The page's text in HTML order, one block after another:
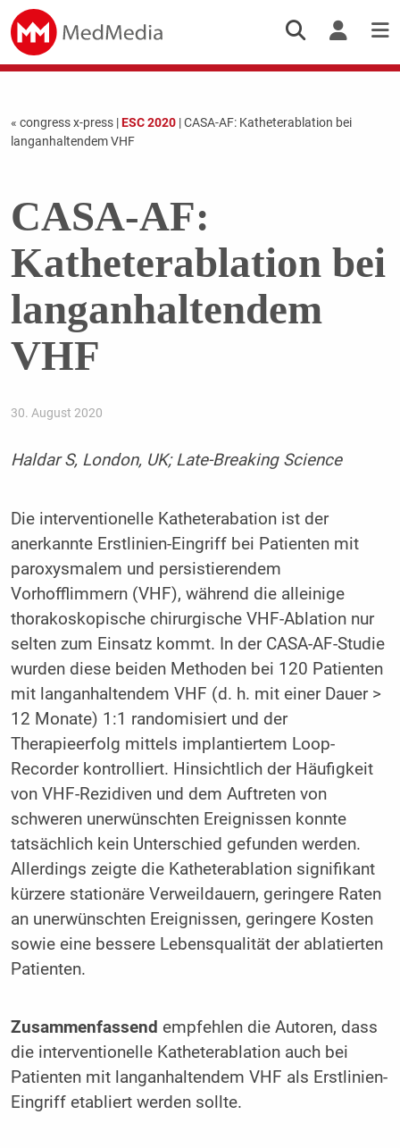
« congress x-press |ESC 2020| CASA-AF: Katheterablation bei
langanhaltendem VHF
CASA-AF:
Katheterablation bei
langanhaltendem
VHF
30. August 2020
Haldar S, London, UK; Late-Breaking Science
Die interventionelle Katheterabation ist der
anerkannte Erstlinien-Eingriff bei Patienten mit
paroxysmalem und persistierendem
Vorhofflimmern (VHF), während die alleinige
thorakoskopische chirurgische VHF-Ablation nur
selten zum Einsatz kommt. In der CASA-AF-Studie
wurden diese beiden Methoden bei 120 Patienten
mit langanhaltendem VHF (d. h. mit einer Dauer >
12 Monate) 1:1 randomisiert und der
Therapieerfolg mittels implantiertem Loop-
Recorder kontrolliert. Hinsichtlich der Häufigkeit
von VHF-Rezidiven und dem Auftreten von
schweren unerwünschten Ereignissen konnte
tatsächlich kein Unterschied gefunden werden.
Allerdings zeigte die Katheterablation signifikant
kürzere stationäre Verweildauern, geringere Raten
an unerwünschten Ereignissen, geringere Kosten
sowie eine bessere Lebensqualität der ablatierten
Patienten.
Zusammenfassend empfehlen die Autoren, dass
die interventionelle Katheterablation auch bei
Patienten mit langanhaltendem VHF als Erstlinien-
Eingriff etabliert werden sollte.